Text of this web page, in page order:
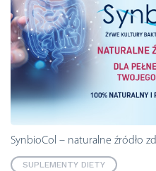
SynbioCol – naturalne źródło
SUPLEMENTY DIETY